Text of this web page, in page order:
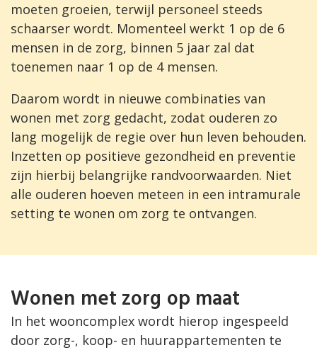
moeten groeien, terwijl personeel steeds
schaarser wordt. Momenteel werkt 1 op de 6
mensen in de zorg, binnen 5 jaar zal dat
toenemen naar 1 op de 4 mensen.
Daarom wordt in nieuwe combinaties van
wonen met zorg gedacht, zodat ouderen zo
lang mogelijk de regie over hun leven behouden.
Inzetten op positieve gezondheid en preventie
zijn hierbij belangrijke randvoorwaarden. Niet
alle ouderen hoeven meteen in een intramurale
setting te wonen om zorg te ontvangen.
Wonen met zorg op maat
In het wooncomplex wordt hierop ingespeeld
door zorg-, koop- en huurappartementen te